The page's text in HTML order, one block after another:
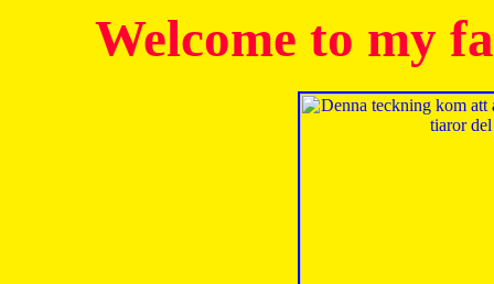
Welcome to my